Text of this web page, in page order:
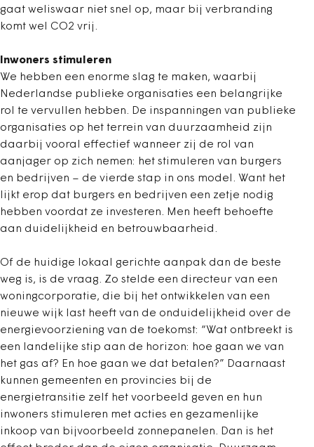
gaat weliswaar niet snel op, maar bij verbranding
komt wel CO2 vrij.
Inwoners stimuleren
We hebben een enorme slag te maken, waarbij
Nederlandse publieke organisaties een belangrijke
rol te vervullen hebben. De inspanningen van publieke
organisaties op het terrein van duurzaamheid zijn
daarbij vooral effectief wanneer zij de rol van
aanjager op zich nemen: het stimuleren van burgers
en bedrijven – de vierde stap in ons model. Want het
lijkt erop dat burgers en bedrijven een zetje nodig
hebben voordat ze investeren. Men heeft behoefte
aan duidelijkheid en betrouwbaarheid.
Of de huidige lokaal gerichte aanpak dan de beste
weg is, is de vraag. Zo stelde een directeur van een
woningcorporatie, die bij het ontwikkelen van een
nieuwe wijk last heeft van de onduidelijkheid over de
energievoorziening van de toekomst: “Wat ontbreekt is
een landelijke stip aan de horizon: hoe gaan we van
het gas af? En hoe gaan we dat betalen?” Daarnaast
kunnen gemeenten en provincies bij de
energietransitie zelf het voorbeeld geven en hun
inwoners stimuleren met acties en gezamenlijke
inkoop van bijvoorbeeld zonnepanelen. Dan is het